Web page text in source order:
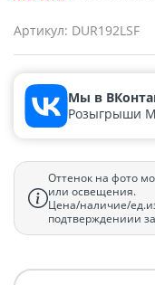
Артикул: DUR192LSF
Мы в
Розыгрыши
Оттенок на фото
или освещения.
Цена/наличие/
подтверждениии